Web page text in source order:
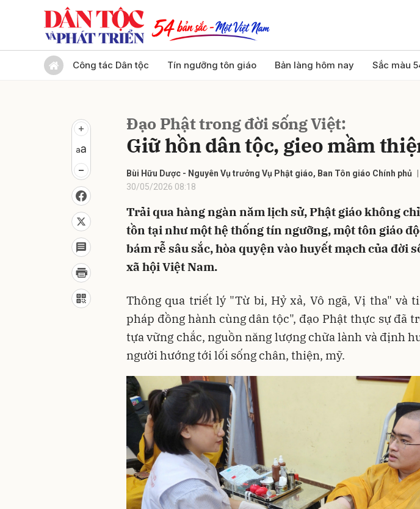
Công tác Dân tộc Tín ngưỡng tôn giáo Bản làng hôm nay Sắc màu
Đạo Phật trong đời sống Việt:
Giữ hồn dân tộc, gieo mầm
Bùi Hữu Dược - Nguyên Vụ trưởng Vụ Phật giáo, Ban Tôn giáo Chính phủ
30/05/2026 08:18
Trải qua hàng ngàn năm lịch sử, Phật giáo không
tồn tại như một hệ thống tín ngưỡng, một tôn giáo
bám rễ sâu sắc, hòa quyện vào huyết mạch của đời
xã hội Việt Nam.
Thông qua triết lý "Từ bi, Hỷ xả, Vô ngã, Vị tha" và
pháp đồng hành cùng dân tộc", đạo Phật thực sự đã
tựa vững chắc, nguồn năng lượng chữa lành và định
người hướng tới lối sống chân, thiện, mỹ.
Gửi bình luận